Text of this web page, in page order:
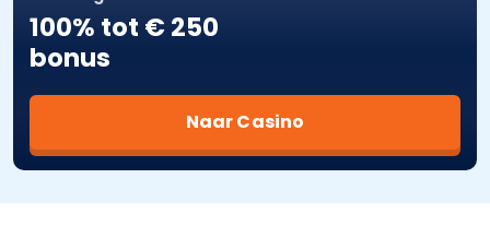
100% tot € 250
bonus
Naar Casino